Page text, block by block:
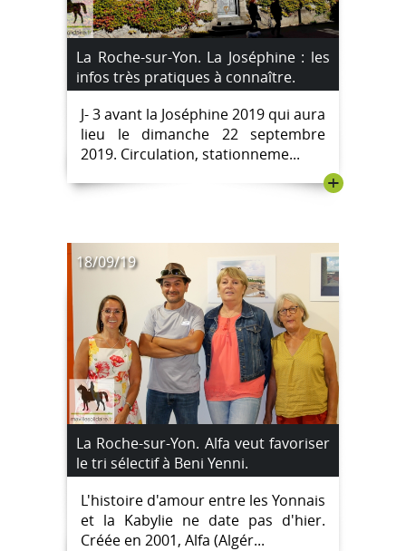
La Roche-sur-Yon. La Joséphine : les
infos très pratiques à connaître.
J- 3 avant la Joséphine 2019 qui aura
lieu le dimanche 22 septembre
2019. Circulation, stationneme...
+
18/09/19
La Roche-sur-Yon. Alfa veut favoriser
le tri sélectif à Beni Yenni.
L'histoire d'amour entre les Yonnais
et la Kabylie ne date pas d'hier.
Créée en 2001, Alfa (Algér...